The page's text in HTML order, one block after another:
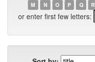
M
N O P Q R
or enter first few letters: